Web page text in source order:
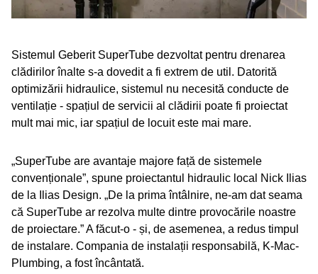
Sistemul Geberit SuperTube dezvoltat pentru drenarea
clădirilor înalte s-a dovedit a fi extrem de util. Datorită
optimizării hidraulice, sistemul nu necesită conducte de
ventilație - spațiul de servicii al clădirii poate fi proiectat
mult mai mic, iar spațiul de locuit este mai mare.
„SuperTube are avantaje majore față de sistemele
convenționale”, spune proiectantul hidraulic local Nick Ilias
de la Ilias Design. „De la prima întâlnire, ne-am dat seama
că SuperTube ar rezolva multe dintre provocările noastre
de proiectare.” A făcut-o - și, de asemenea, a redus timpul
de instalare. Compania de instalații responsabilă, K-Mac-
Plumbing, a fost încântată.